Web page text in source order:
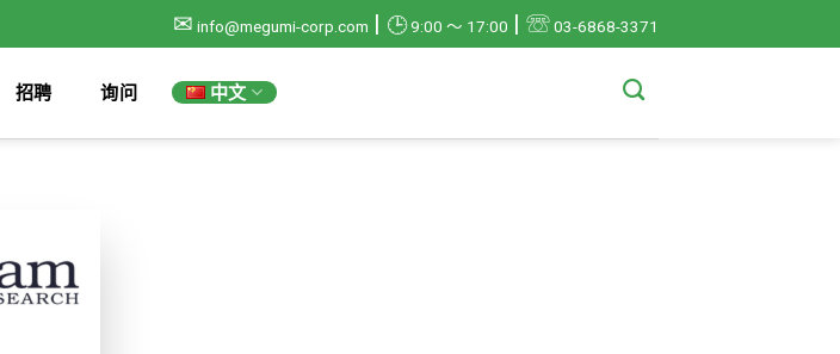
✉ info@megumi-corp.com | 🕒9:00 ～ 17:00 | ☏03-6868-3371
招聘 询问 中文